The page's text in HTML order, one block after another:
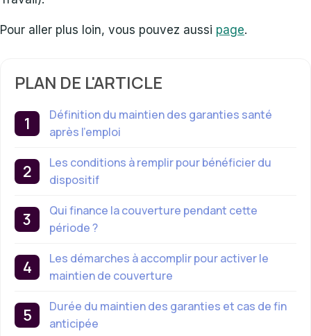
Pour aller plus loin, vous pouvez aussi page.
PLAN DE L'ARTICLE
Définition du maintien des garanties santé
après l’emploi
Les conditions à remplir pour bénéficier du
dispositif
Qui finance la couverture pendant cette
période ?
Les démarches à accomplir pour activer le
maintien de couverture
Durée du maintien des garanties et cas de fin
anticipée